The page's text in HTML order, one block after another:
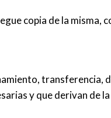
copia de la misma,
y que derivan de